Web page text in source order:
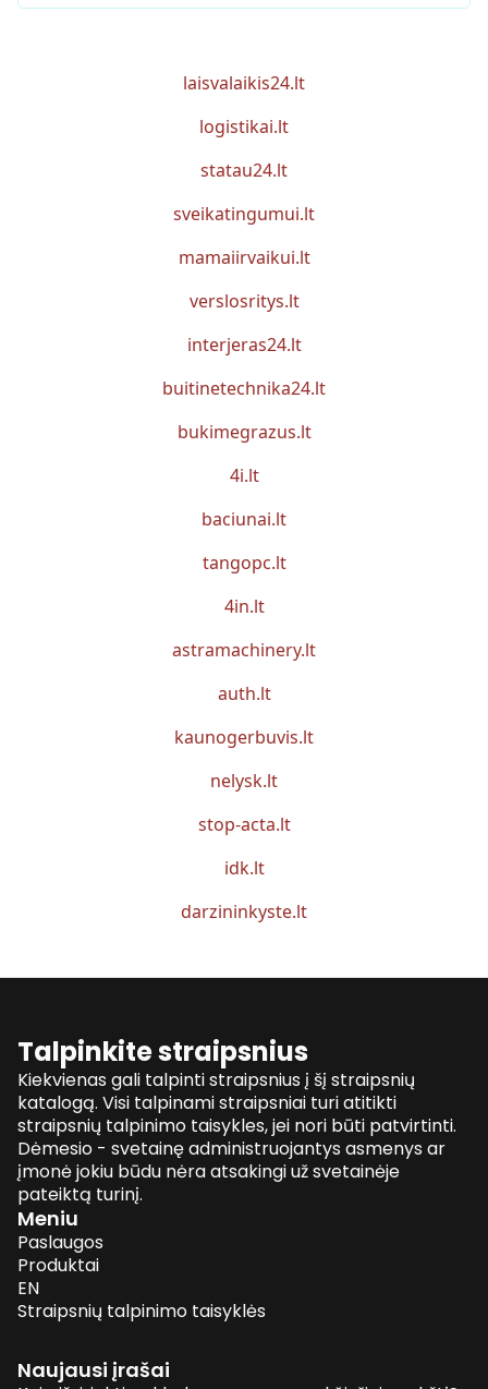
laisvalaikis24.lt
logistikai.lt
statau24.lt
sveikatingumui.lt
mamaiirvaikui.lt
verslosritys.lt
interjeras24.lt
buitinetechnika24.lt
bukimegrazus.lt
4i.lt
baciunai.lt
tangopc.lt
4in.lt
astramachinery.lt
auth.lt
kaunogerbuvis.lt
nelysk.lt
stop-acta.lt
idk.lt
darzininkyste.lt
Talpinkite straipsnius
Kiekvienas gali talpinti straipsnius į šį straipsnių
katalogą. Visi talpinami straipsniai turi atitikti
straipsnių talpinimo taisykles, jei nori būti patvirtinti.
Dėmesio - svetainę administruojantys asmenys ar
įmonė jokiu būdu nėra atsakingi už svetainėje
pateiktą turinį.
Meniu
Paslaugos
Produktai
EN
Straipsnių talpinimo taisyklės
Naujausi įrašai